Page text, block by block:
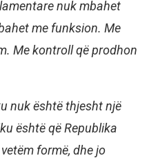
nuk mbahet
me funksion. Me
Me kontroll që prodhon
nuk është thjesht një
është që Republika
formë, dhe jo